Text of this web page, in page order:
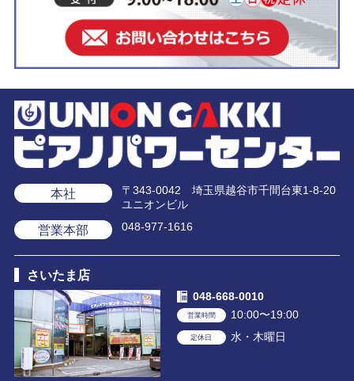
本社
〒343-0042 埼玉県越谷市千間台東1-8-20
ユニオンビル
営業本部 048-977-1616
さいたま店
048-668-0010
営業時間 10:00〜19:00
定休日 水・木曜日